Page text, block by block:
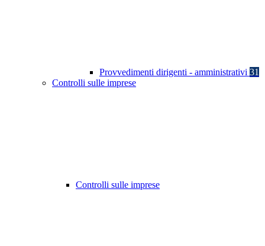
Provvedimenti dirigenti - amministrativi 31
Controlli sulle imprese
Controlli sulle imprese